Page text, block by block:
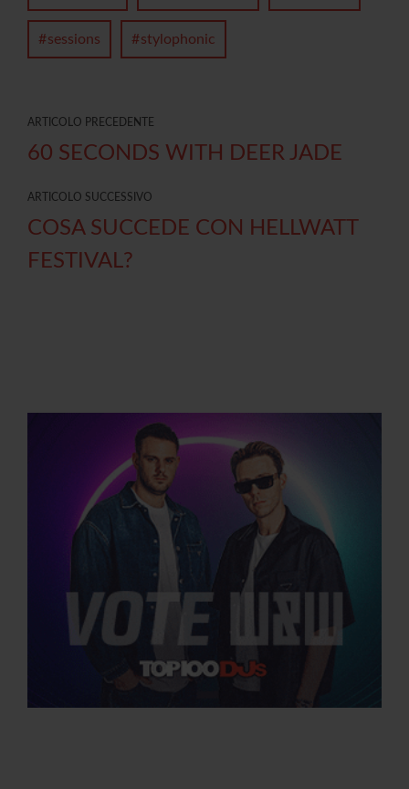
sessions stylophonic
ARTICOLO PRECEDENTE
60 SECONDS WITH DEER JADE
ARTICOLO SUCCESSIVO
COSA SUCCEDE CON HELLWATT
FESTIVAL?